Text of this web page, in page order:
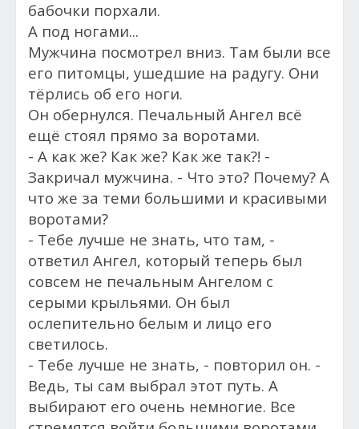
бабочки порхали.
А под ногами...
Мужчина посмотрел вниз. Там были все
его питомцы, ушедшие на радугу. Они
тёрлись об его ноги.
Он обернулся. Печальный Ангел всё
ещё стоял прямо за воротами.
- А как же? Как же? Как же так?! -
Закричал мужчина. - Что это? Почему? А
что же за теми большими и красивыми
воротами?
- Тебе лучше не знать, что там, -
ответил Ангел, который теперь был
совсем не печальным Ангелом с
серыми крыльями. Он был
ослепительно белым и лицо его
светилось.
- Тебе лучше не знать, - повторил он. -
Ведь, ты сам выбрал этот путь. А
выбирают его очень немногие. Все